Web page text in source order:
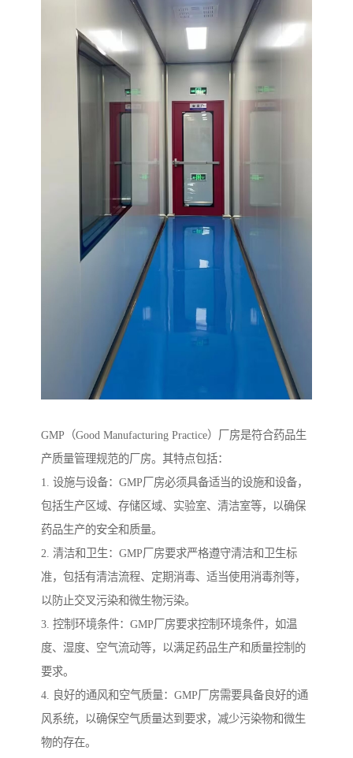
GMP（Good Manufacturing Practice）厂房是符合药品生
产质量管理规范的厂房。其特点包括：
1. 设施与设备：GMP厂房必须具备适当的设施和设备，
包括生产区域、存储区域、实验室、清洁室等，以确保
药品生产的安全和质量。
2. 清洁和卫生：GMP厂房要求严格遵守清洁和卫生标
准，包括有清洁流程、定期消毒、适当使用消毒剂等，
以防止交叉污染和微生物污染。
3. 控制环境条件：GMP厂房要求控制环境条件，如温
度、湿度、空气流动等，以满足药品生产和质量控制的
要求。
4. 良好的通风和空气质量：GMP厂房需要具备良好的通
风系统，以确保空气质量达到要求，减少污染物和微生
物的存在。